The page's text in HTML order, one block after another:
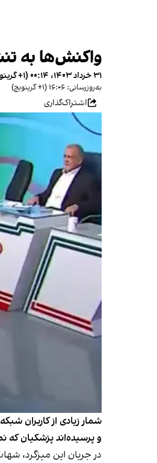
واکنش‌ها به
۳۱ خرداد ۱۴۰۳، ۰۰:۱۴ (‎+۱ گرینویچ)
به‌روزرسانی: ۱۶:۰۶ (‎+۱ گرینویچ)
اشتراک‌گذاری
شمار زیادی از کاربران
و پرسیده‌اند پزشکیان که
در جریان این میزگرد،